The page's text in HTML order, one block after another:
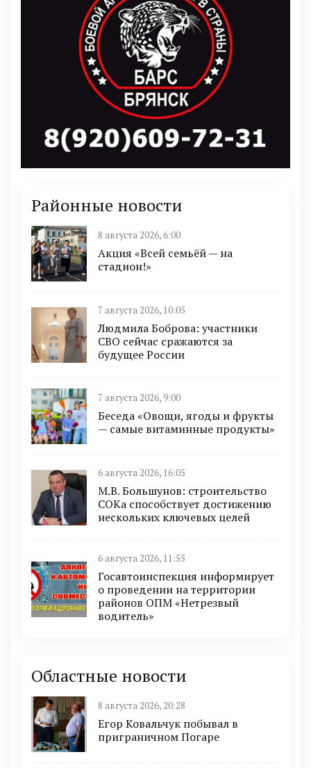
Районные новости
8 августа 2026, 6:00
Акция «Всей семьёй — на
стадион!»
7 августа 2026, 10:05
Людмила Боброва: участники
СВО сейчас сражаются за
будущее России
7 августа 2026, 9:00
Беседа «Овощи, ягоды и фрукты
— самые витаминные продукты»
6 августа 2026, 16:05
М.В. Большунов: строительство
СОКа способствует достижению
нескольких ключевых целей
6 августа 2026, 11:55
Госавтоинспекция информирует
о проведении на территории
районов ОПМ «Нетрезвый
водитель»
Областные новости
8 августа 2026, 20:28
Егор Ковальчук побывал в
приграничном Погаре